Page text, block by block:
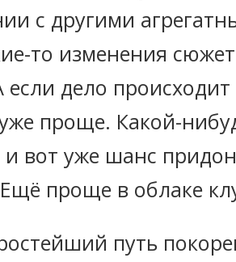
с другими
то изменения
дело происходит
проще. Какой-
вот уже шанс
проще в облаке
путь